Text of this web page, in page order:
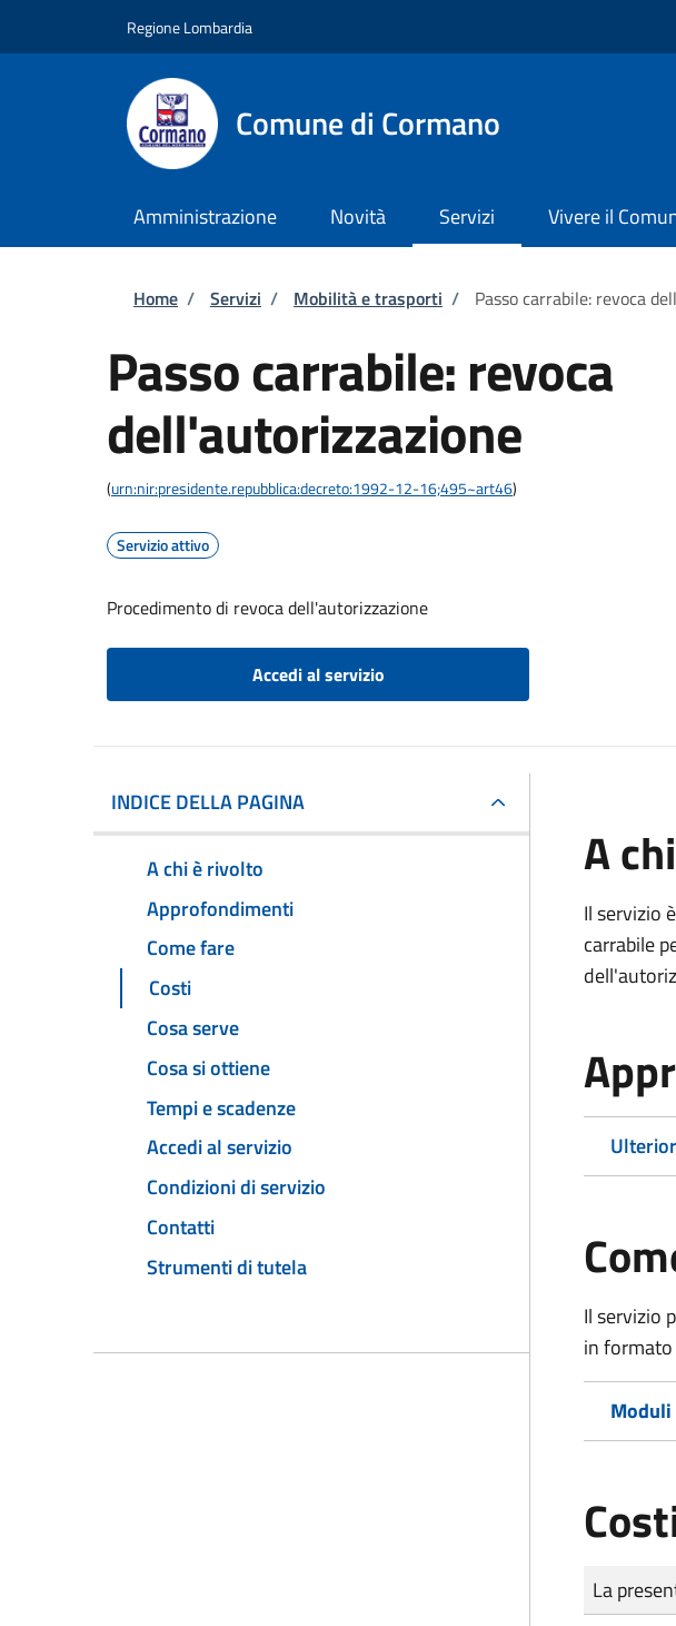
Regione Lombardia
Comune di Cormano
Amministrazione Novità Servizi Vivere il
Briciole di pane
Home / Servizi / Mobilità e trasporti / Passo carrabile: revoca
Passo carrabile: revoca
dell'autorizzazione
(urn:nir:presidente.repubblica:decreto:1992-12-16;495~art46)
Servizio attivo
Procedimento di revoca dell'autorizzazione
Accedi al servizio
INDICE DELLA PAGINA
A chi è rivolto
Approfondimenti
Come fare
Costi
Cosa serve
Cosa si ottiene
Tempi e scadenze
Accedi al servizio
Condizioni di servizio
Contatti
Strumenti di tutela
A
Il servizio
carrabile
Il servizio
in formato
Moduli
Tipo di
Importo
La